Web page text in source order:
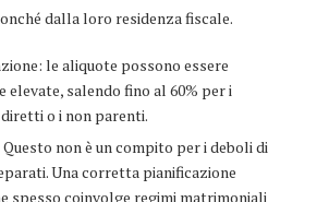
dalla loro residenza fiscale.
le aliquote possono essere
elevate, salendo fino al 60% per i
o i non parenti.
Questo non è un compito per i deboli di
Una corretta pianificazione
spesso coinvolge regimi matrimoniali